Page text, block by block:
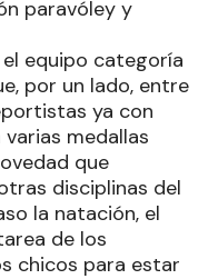
paravóley y
equipo categoría
por un lado, entre
ya con
medallas
que
disciplinas del
la natación, el
de los
chicos para estar